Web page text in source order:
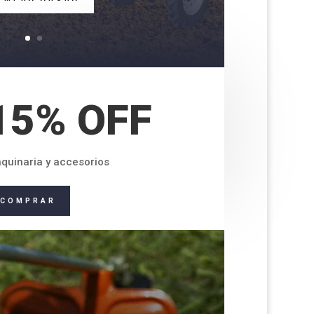
OFF
y accesorios
COMPRAR